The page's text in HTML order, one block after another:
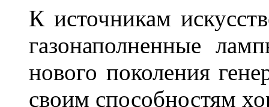
К источникам
газонаполненные
нового поколения
своим способностям